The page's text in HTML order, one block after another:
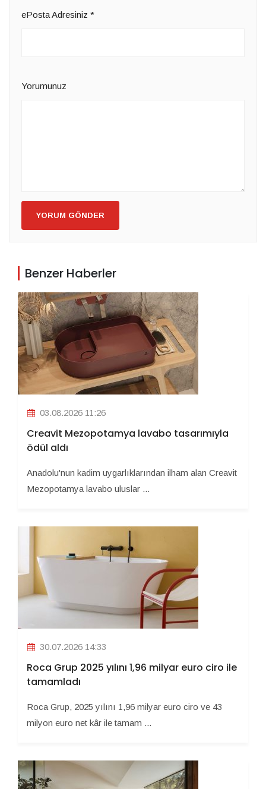
ePosta Adresiniz *
Yorumunuz
YORUM GÖNDER
Benzer Haberler
03.08.2026 11:26
Creavit Mezopotamya lavabo tasarımıyla
ödül aldı
Anadolu'nun kadim uygarlıklarından ilham alan Creavit
Mezopotamya lavabo uluslar ...
30.07.2026 14:33
Roca Grup 2025 yılını 1,96 milyar euro ciro ile
tamamladı
Roca Grup, 2025 yılını 1,96 milyar euro ciro ve 43
milyon euro net kâr ile tamam ...